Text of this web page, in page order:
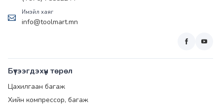
Имэйл хаяг
info@toolmart.mn
Бүтээгдэхүүн төрөл
Цахилгаан багаж
Хийн компрессор, багаж